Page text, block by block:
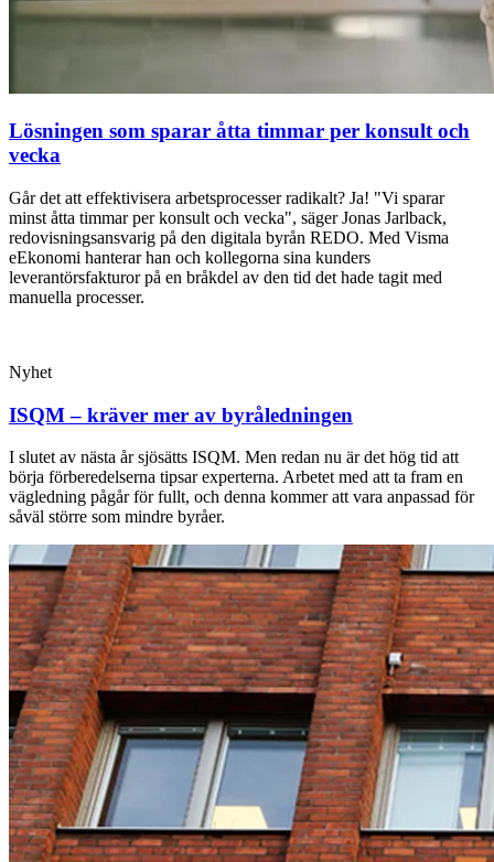
Lösningen som sparar åtta timmar per konsult och
vecka
Går det att effektivisera arbetsprocesser radikalt? Ja! "Vi sparar
minst åtta timmar per konsult och vecka", säger Jonas Jarlback,
redovisningsansvarig på den digitala byrån REDO. Med Visma
eEkonomi hanterar han och kollegorna sina kunders
leverantörsfakturor på en bråkdel av den tid det hade tagit med
manuella processer.
Nyhet
ISQM – kräver mer av byråledningen
I slutet av nästa år sjösätts ISQM. Men redan nu är det hög tid att
börja förberedelserna tipsar experterna. Arbetet med att ta fram en
vägledning pågår för fullt, och denna kommer att vara anpassad för
såväl större som mindre byråer.